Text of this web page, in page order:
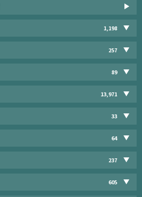
1,198
257
89
13,971
33
64
237
605